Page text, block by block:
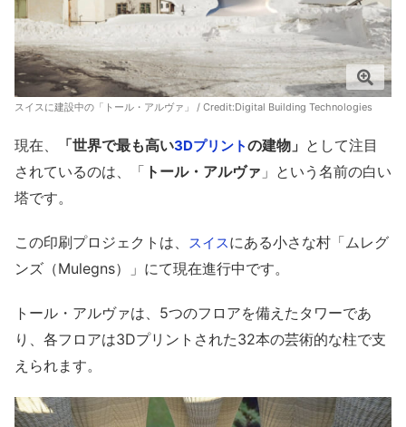
スイスに建設中の「トール・アルヴァ」 / Credit:Digital Building Technologies
現在、 「世界で最も高い3Dプリントの建物」 として注目
されているのは、「 トール・アルヴァ 」という名前の白い
塔です。
この印刷プロジェクトは、 スイスにある小さな村「ムレグ
ンズ（Mulegns）」にて現在進行中です。
トール・アルヴァは、5つのフロアを備えたタワーであ
り、各フロアは3Dプリントされた32本の芸術的な柱で支
えられます。